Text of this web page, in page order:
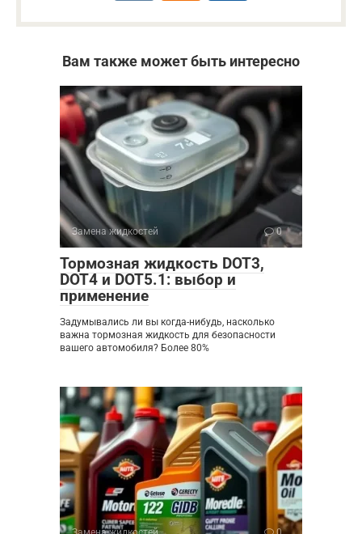
Вам также может быть интересно
Замена жидкостей 0
Тормозная жидкость DOT3,
DOT4 и DOT5.1: выбор и
применение
Задумывались ли вы когда-нибудь, насколько
важна тормозная жидкость для безопасности
вашего автомобиля? Более 80%